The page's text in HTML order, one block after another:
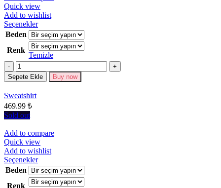
Quick view
Add to wishlist
SeçeneklerBu
ürünün
birden
fazla
varyasyonu
Seçenekler
Beden
Renk
Temizle
Miktar
Sepete Ekle Buy now
Sweatshirt
469.99 ₺
Sold out
Add to compare
Quick view
Add to wishlist
SeçeneklerBu
ürünün
birden
fazla
Beden
Renk